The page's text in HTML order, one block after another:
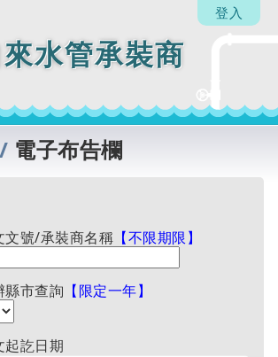
水管承裝商
登入
/ 電子布告欄
文號/承裝商名稱 【不限期限】
縣市查詢 【限定一年】
起訖日期